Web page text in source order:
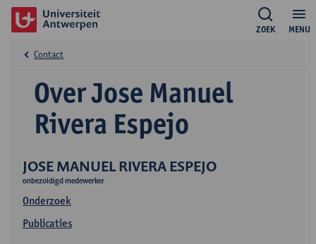
MENU
ZOEK
JOSE MANUEL RIVERA ESPEJO
onbezoldigd medewerker
Onderzoek
Publicaties
Over Jose Manuel
Rivera Espejo
Contact